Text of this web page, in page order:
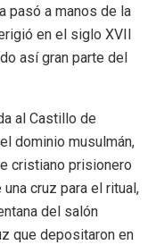
pasó a manos de la
en el siglo XVII
así gran parte del
al Castillo de
dominio musulmán,
cristiano prisionero
cruz para el ritual,
del salón
que depositaron en